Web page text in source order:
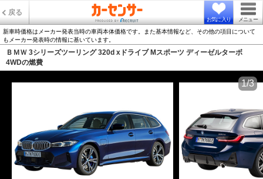
戻る
お気に入り メニュー
新車時価格はメーカー発表当時の車両本体価格です。また基本情報など、その他の項目について
もメーカー発表時の情報に基いています。
ＢＭＷ 3シリーズツーリング 320d xドライブ Mスポーツ ディーゼルターボ
4WDの燃費
1/3